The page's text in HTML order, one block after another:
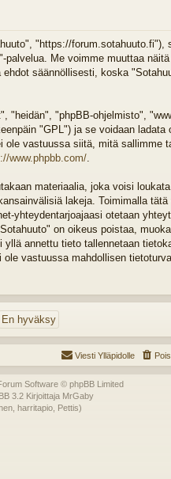
"https://forum.sotahuuto.fi"),
Me voimme muuttaa
säännöllisesti, koska
"heidän", "phpBB-ohjelmisto",
"GPL") ja se voidaan ladata
vastuussa siitä, mitä sallimme
www.phpbb.com/.
materiaalia, joka voisi
lakeja. Toimimalla
yhteydentarjoajaasi otetaan
on oikeus poistaa,
annettu tieto tallennetaan
vastuussa mahdollisen
Viesti Ylläpidolle
Software © phpBB Limited
3.2 Kirjoittaja MrGaby
harritapio, Pettis)